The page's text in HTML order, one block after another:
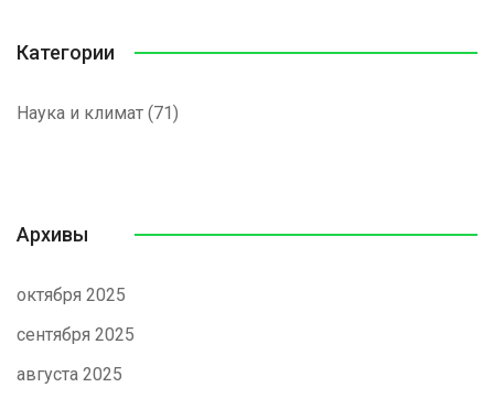
Категории
Наука и климат (71)
Архивы
октября 2025
сентября 2025
августа 2025